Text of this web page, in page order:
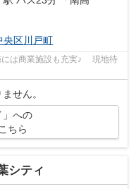
央区川戸町
には商業施設も充実♪ 現地待
せん。
」への
ちら
シティ